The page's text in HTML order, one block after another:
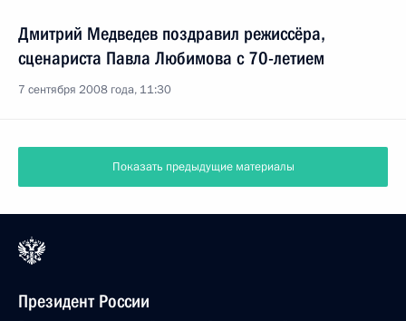
Дмитрий Медведев поздравил режиссёра,
сценариста Павла Любимова с 70-летием
7 сентября 2008 года, 11:30
Показать предыдущие материалы
Президент России